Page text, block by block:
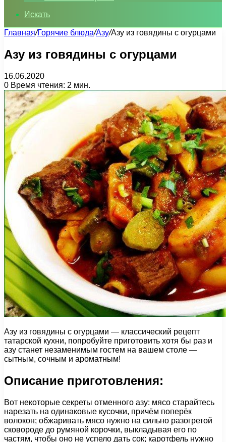
Искать
Главная/Горячие блюда/Азу/Азу из говядины с огурцами
Азу из говядины с огурцами
16.06.2020
0 Время чтения: 2 мин.
Азу из говядины с огурцами — классический рецепт
татарской кухни, попробуйте приготовить хотя бы раз и
азу станет незаменимым гостем на вашем столе —
сытным, сочным и ароматным!
Описание приготовления:
Вот некоторые секреты отменного азу: мясо старайтесь
нарезать на одинаковые кусочки, причём поперёк
волокон; обжаривать мясо нужно на сильно разогретой
сковороде до румяной корочки, выкладывая его по
частям, чтобы оно не успело дать сок; каротфель нужно